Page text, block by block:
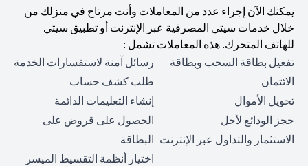
يمكنك الآن إجراء عدد من المعاملات وأنت مرتاح في منزلك من
خلال خدمات سيتي المصرفية عبر الإنترنت أو تطبيق سيتي
للهاتف المتحرك. هذه المعاملات تشمل :
تفعيل بطاقة السحب وبطاقة
الائتمان
تحويل الأموال
حجز الودائع لأجل
الاستثمار والتداول عبر الإنترنت
رسائل آمنة لاستفسارات الخدمة
طلب كشف حساب
إنشاء التعليمات الدائمة
الحصول على قروض على
البطاقة
اختيار أنظمة التقسيط الميسر